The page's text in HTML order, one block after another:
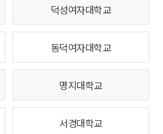
덕성여자대학교
동덕여자대학교
명지대학교
서경대학교